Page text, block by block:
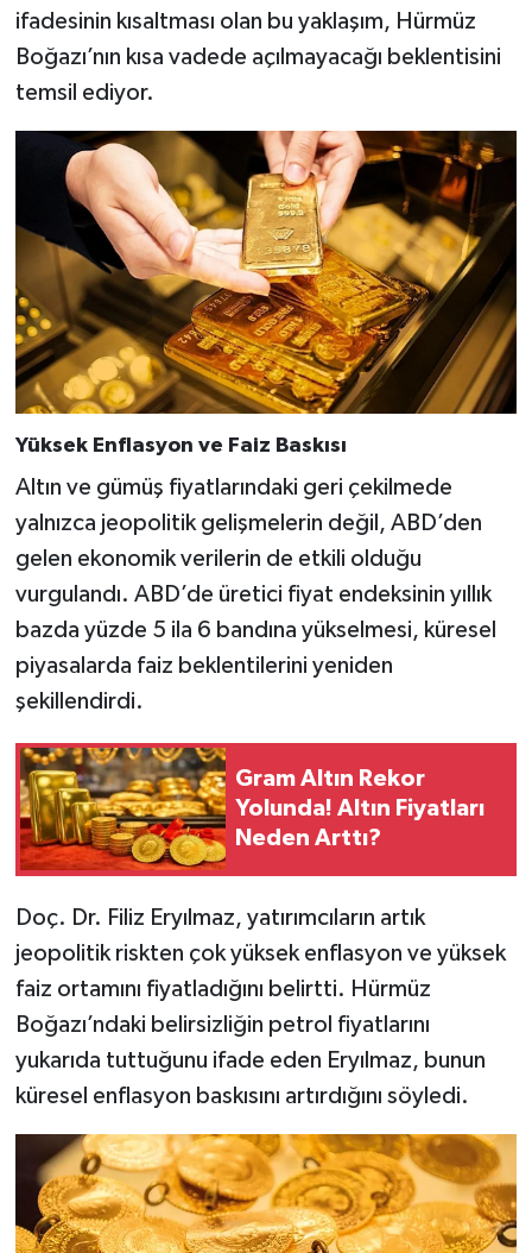
ifadesinin kısaltması olan bu yaklaşım, Hürmüz
Boğazı’nın kısa vadede açılmayacağı beklentisini
temsil ediyor.
Yüksek Enflasyon ve Faiz Baskısı
Altın ve gümüş fiyatlarındaki geri çekilmede
yalnızca jeopolitik gelişmelerin değil, ABD’den
gelen ekonomik verilerin de etkili olduğu
vurgulandı. ABD’de üretici fiyat endeksinin yıllık
bazda yüzde 5 ila 6 bandına yükselmesi, küresel
piyasalarda faiz beklentilerini yeniden
şekillendirdi.
Gram Altın Rekor
Yolunda! Altın Fiyatları
Neden Arttı?
Doç. Dr. Filiz Eryılmaz, yatırımcıların artık
jeopolitik riskten çok yüksek enflasyon ve yüksek
faiz ortamını fiyatladığını belirtti. Hürmüz
Boğazı’ndaki belirsizliğin petrol fiyatlarını
yukarıda tuttuğunu ifade eden Eryılmaz, bunun
küresel enflasyon baskısını artırdığını söyledi.